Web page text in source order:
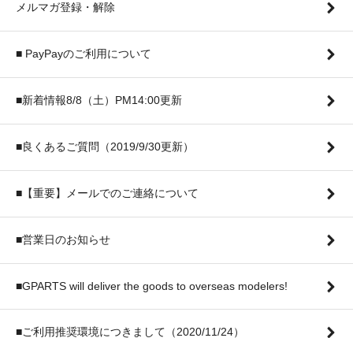
メルマガ登録・解除
■ PayPayのご利用について
■新着情報8/8（土）PM14:00更新
■良くあるご質問（2019/9/30更新）
■【重要】メールでのご連絡について
■営業日のお知らせ
■GPARTS will deliver the goods to overseas modelers!
■ご利用推奨環境につきまして（2020/11/24）